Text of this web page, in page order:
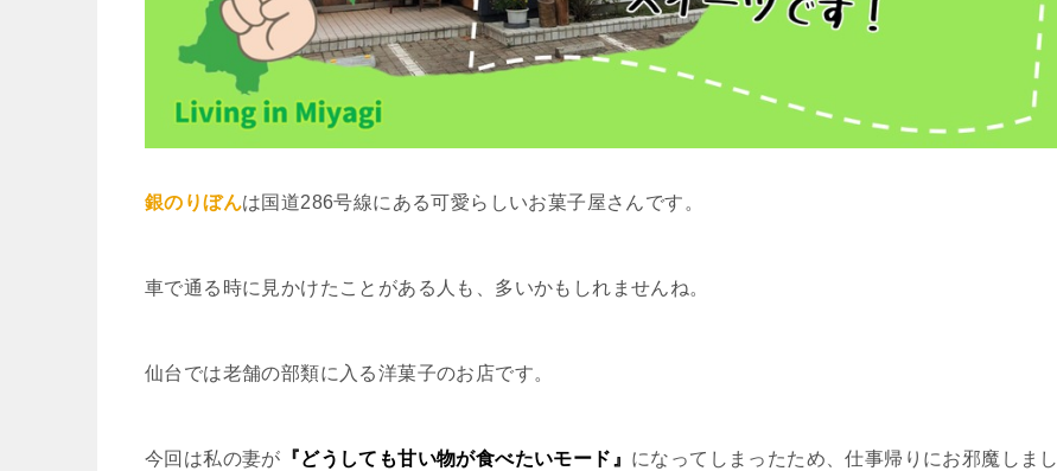
銀のりぼんは国道286号線にある可愛らしいお菓子屋さんです。
車で通る時に見かけたことがある人も、多いかもしれませんね。
仙台では老舗の部類に入る洋菓子のお店です。
今回は私の妻が 『どうしても甘い物が食べたいモード』 になってしまったため、仕事帰りにお邪魔しまし